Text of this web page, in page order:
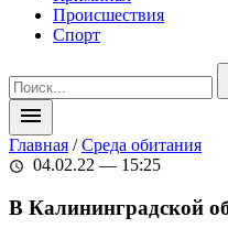
Происшествия
Спорт
menu
Главная /Среда обитания
schedule 04.02.22 — 15:25
В Калининградской